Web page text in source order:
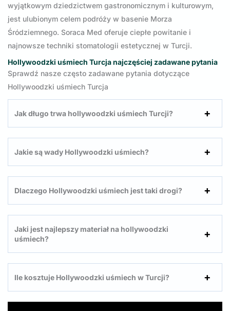
wyjątkowym dziedzictwem gastronomicznym i kulturowym,
jest ulubionym celem podróży w basenie Morza
Śródziemnego. Soraca Med oferuje ciepłe powitanie i
najnowsze techniki stomatologii estetycznej w Turcji.
Hollywoodzki uśmiech Turcja najczęściej zadawane pytania
Sprawdź nasze często zadawane pytania dotyczące
Hollywoodzki uśmiech Turcja
Jak długo trwa hollywoodzki uśmiech Turcji?
Jakie są wady Hollywoodzki uśmiech?
Dlaczego Hollywoodzki uśmiech jest taki drogi?
Jaki jest najlepszy materiał na hollywoodzki
uśmiech?
Ile kosztuje Hollywoodzki uśmiech w Turcji?